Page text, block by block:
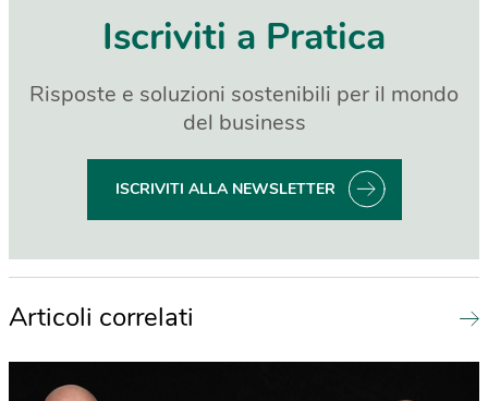
Iscriviti a Pratica
Risposte e soluzioni sostenibili per il mondo
del business
ISCRIVITI ALLA NEWSLETTER
Articoli correlati